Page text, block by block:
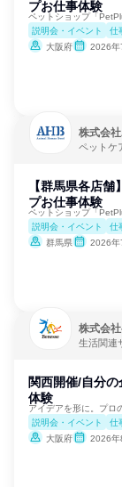
プお仕事体験
ペットショップ「
説明会・イベント
仕
大阪府
2026年
株式会
ペットケ
【群馬県各店
プお仕事体験
ペットショップ「
説明会・イベント
仕
群馬県
2026年
株式会
生活関連
関西開催/自分
体験
アイデアを形に。プロ
説明会・イベント
仕
大阪府
2026年